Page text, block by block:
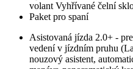
volant Vyhřívané čelní
Paket pro spaní
Asistovaná jízda 2.0+ -
vedení v jízdním pruhu
nouzový asistent,